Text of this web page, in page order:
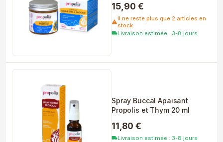
15,90 €
warningIl ne reste plus que 2 articles en
stock
local_shippingLivraison estimée : 3-8 jours
Spray Buccal Apaisant
Propolis et Thym 20 ml
11,80 €
local_shippingLivraison estimée : 3-8 jours